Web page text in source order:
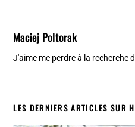
Maciej Poltorak
J'aime me perdre à la recherche
LES DERNIERS ARTICLES SUR